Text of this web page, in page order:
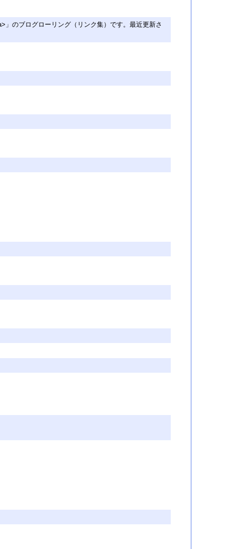
」のブログローリング（リンク集）です。最近更新さ